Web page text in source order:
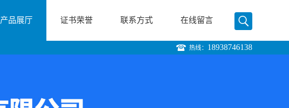
产品展厅 证书荣誉 联系方式 在线留言
热线： 18938746138